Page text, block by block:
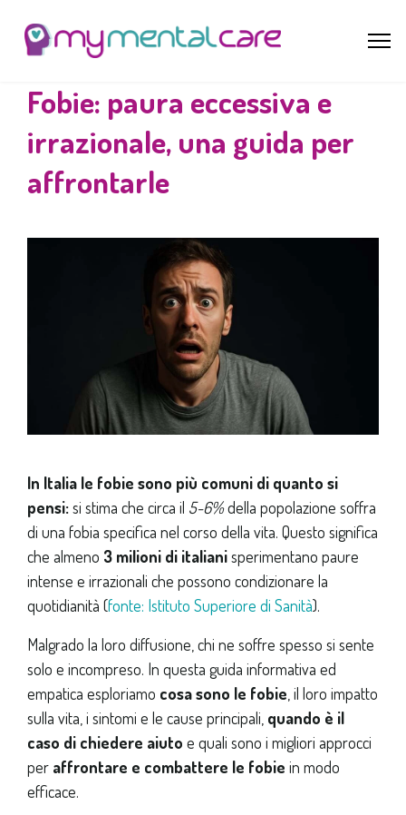
Fobie: paura eccessiva e
irrazionale, una guida per
affrontarle
In Italia le fobie sono più comuni di quanto si
pensi:si stima che circa il 5-6%della popolazione soffra
di una fobia specifica nel corso della vita. Questo significa
che almeno 3 milioni di italianisperimentano paure
intense e irrazionali che possono condizionare la
quotidianità (fonte: Istituto Superiore di Sanità).
Malgrado la loro diffusione, chi ne soffre spesso si sente
solo e incompreso. In questa guida informativa ed
empatica esploriamo cosa sono le fobie , il loro impatto
sulla vita, i sintomi e le cause principali, quando è il
caso di chiedere aiuto e quali sono i migliori approcci
per affrontare e combattere le fobie in modo
efficace.